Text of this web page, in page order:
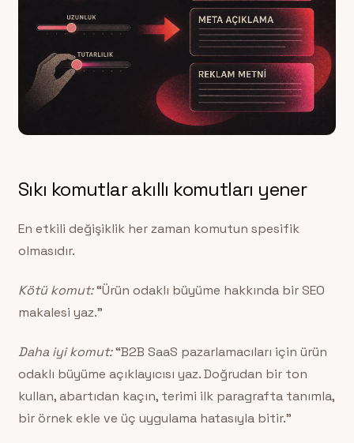
Sıkı komutlar akıllı komutları yener
En etkili değişiklik her zaman komutun spesifik
olmasıdır.
Kötü komut:“Ürün odaklı büyüme hakkında bir SEO
makalesi yaz.”
Daha iyi komut:“B2B SaaS pazarlamacıları için ürün
odaklı büyüme açıklayıcısı yaz. Doğrudan bir ton
kullan, abartıdan kaçın, terimi ilk paragrafta tanımla,
bir örnek ekle ve üç uygulama hatasıyla bitir.”